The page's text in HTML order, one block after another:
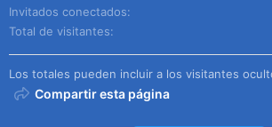
Invitados conectados
Total de visitantes
Los totales pueden incluir a los visitantes
Compartir esta página